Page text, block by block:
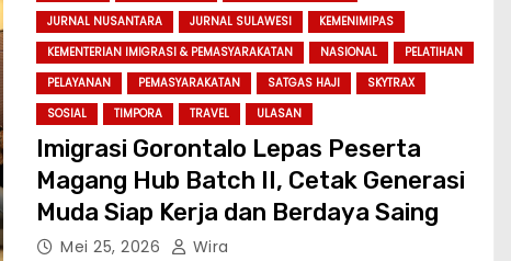
JURNAL NUSANTARA
JURNAL SULAWESI
KEMENIMIPAS
KEMENTERIAN IMIGRASI & PEMASYARAKATAN
NASIONAL
PELATIHAN
PELAYANAN
PEMASYARAKATAN SATGAS HAJI
SKYTRAX
SOSIAL
TIMPORA TRAVEL ULASAN
Imigrasi Gorontalo Lepas Peserta
Magang Hub Batch II, Cetak Generasi
Muda Siap Kerja dan Berdaya Saing
Mei 25, 2026 Wira